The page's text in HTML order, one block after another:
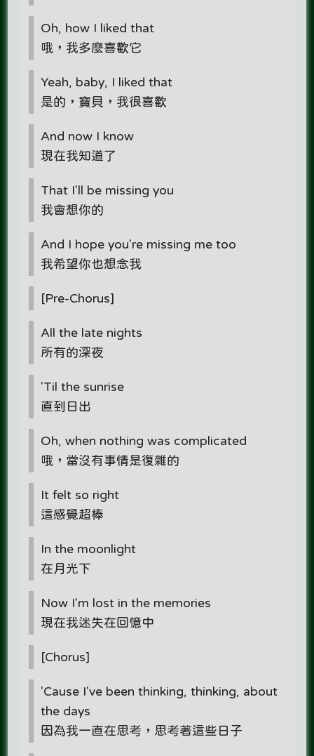
Oh, how I liked that
哦，我多麼喜歡它
Yeah, baby, I liked that
是的，寶貝，我很喜歡
And now I know
現在我知道了
That I'll be missing you
我會想你的
And I hope you're missing me too
我希望你也想念我
[Pre-Chorus]
All the late nights
所有的深夜
'Til the sunrise
直到日出
Oh, when nothing was complicated
哦，當沒有事情是復雜的
It felt so right
這感覺超棒
In the moonlight
在月光下
Now I'm lost in the memories
現在我迷失在回憶中
[Chorus]
'Cause I've been thinking, thinking, about
the days
因為我一直在思考，思考著這些日子